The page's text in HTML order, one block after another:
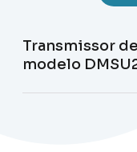
Transmissor
modelo